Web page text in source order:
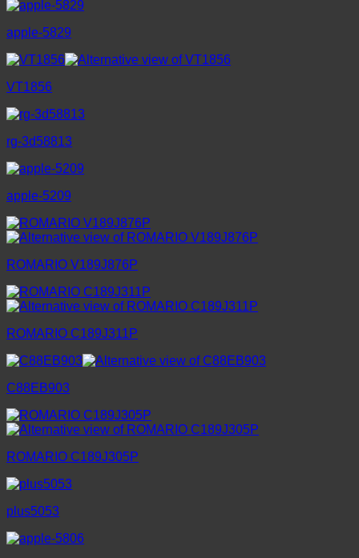
apple-5829
VT1856
rg-3d58813
apple-5209
ROMARIO V189J876P
ROMARIO C189J311P
C88EB903
ROMARIO C189J305P
plus5053